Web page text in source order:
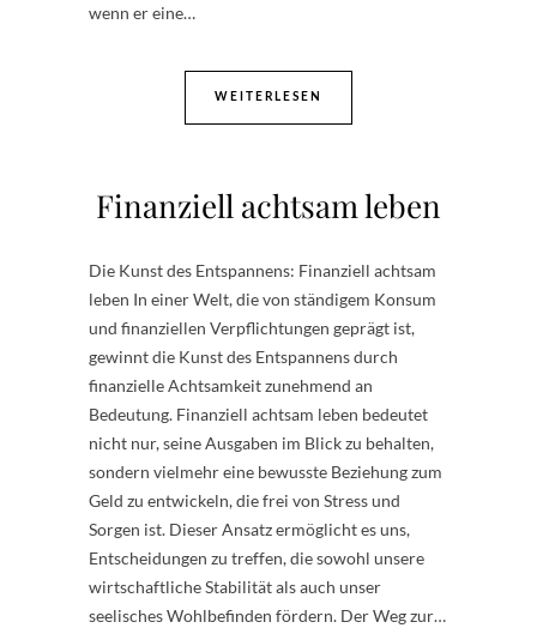
wenn er eine…
WEITERLESEN
Finanziell achtsam leben
Die Kunst des Entspannens: Finanziell achtsam
leben In einer Welt, die von ständigem Konsum
und finanziellen Verpflichtungen geprägt ist,
gewinnt die Kunst des Entspannens durch
finanzielle Achtsamkeit zunehmend an
Bedeutung. Finanziell achtsam leben bedeutet
nicht nur, seine Ausgaben im Blick zu behalten,
sondern vielmehr eine bewusste Beziehung zum
Geld zu entwickeln, die frei von Stress und
Sorgen ist. Dieser Ansatz ermöglicht es uns,
Entscheidungen zu treffen, die sowohl unsere
wirtschaftliche Stabilität als auch unser
seelisches Wohlbefinden fördern. Der Weg zur…